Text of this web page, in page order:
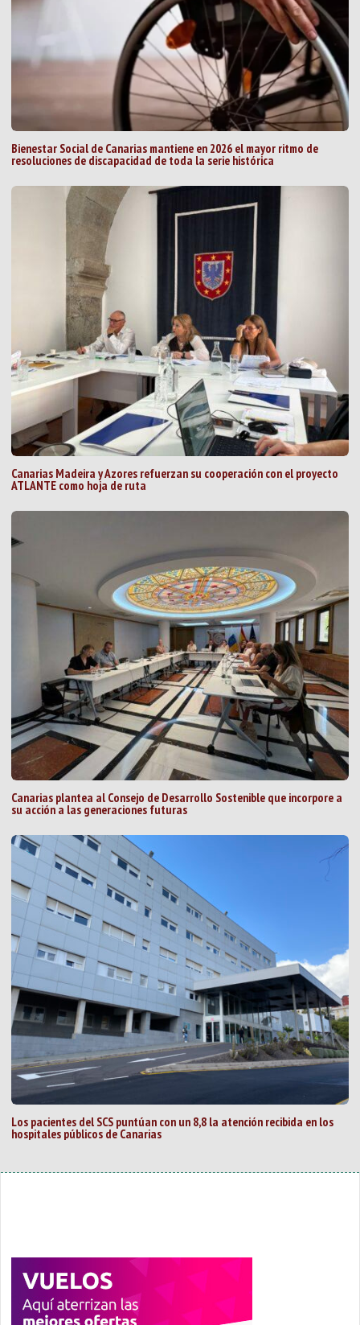
Bienestar Social de Canarias mantiene en 2026 el mayor ritmo de
resoluciones de discapacidad de toda la serie histórica
Canarias Madeira y Azores refuerzan su cooperación con el proyecto
ATLANTE como hoja de ruta
Canarias plantea al Consejo de Desarrollo Sostenible que incorpore a
su acción a las generaciones futuras
Los pacientes del SCS puntúan con un 8,8 la atención recibida en los
hospitales públicos de Canarias